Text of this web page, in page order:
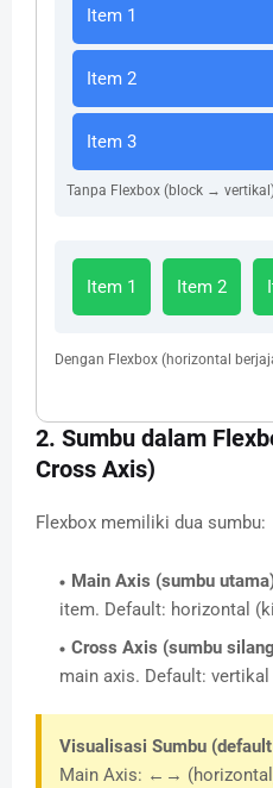
Item 1
Item 2
Item 3
Tanpa Flexbox (block →
Item 1 Item 2
Dengan Flexbox (horizontal
2. Sumbu dalam
Cross Axis)
Flexbox memiliki dua sumbu:
Main Axis (sumbu
item. Default: horizontal
Cross Axis (sumbu
main axis. Default:
Visualisasi Sumbu
Main Axis: ←→